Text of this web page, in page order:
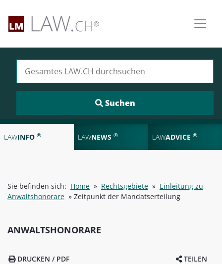
LAWINFO ® LAWNEWS ® LAWADVICE ®
Sie befinden sich: Home » Rechtsgebiete » Einleitung zu
Anwaltshonorare » Zeitpunkt der Mandatserteilung
ANWALTSHONORARE
TEILEN
DRUCKEN / PDF